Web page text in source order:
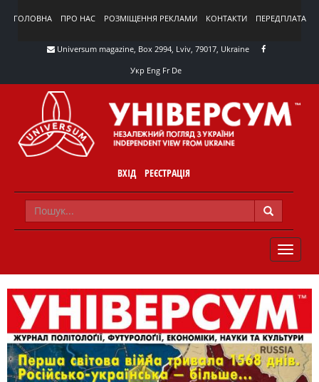
ГОЛОВНА ПРО НАС РОЗМІЩЕННЯ РЕКЛАМИ КОНТАКТИ ПЕРЕДПЛАТА
Universum magazine, Box 2994, Lviv, 79017, Ukraine
Укр Eng Fr De
ВХІД РЕЄСТРАЦІЯ
TOGGLE